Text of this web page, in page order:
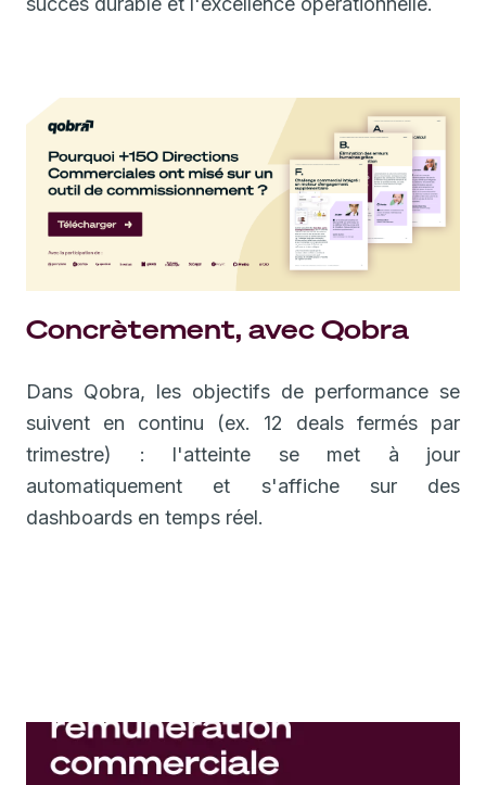
Concrètement, avec Qobra
Dans Qobra, les objectifs de performance se
suivent en continu (ex. 12 deals fermés par
trimestre) : l'atteinte se met à jour
automatiquement et s'affiche sur des
dashboards en temps réel.